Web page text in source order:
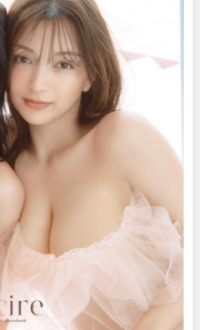
月15日） | 週プレChannel【集
英社 週刊プレイボーイ公式】さ
んより